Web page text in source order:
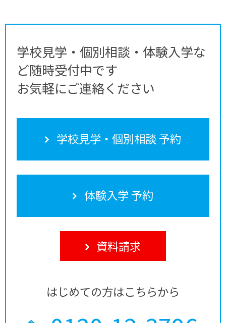
学校見学・個別相談・体験入学な
ど随時受付中です
お気軽にご連絡ください
学校見学・個別相談 予約
体験入学 予約
資料請求
はじめての方はこちらから